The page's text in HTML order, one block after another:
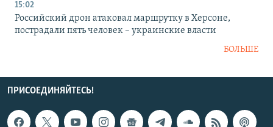
15:02
Российский дрон атаковал маршрутку в Херсоне,
пострадали пять человек – украинские власти
БОЛЬШЕ
ПРИСОЕДИНЯЙТЕСЬ!